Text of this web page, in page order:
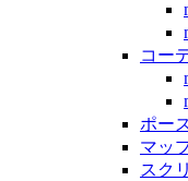
コー
ポー
マッ
スク